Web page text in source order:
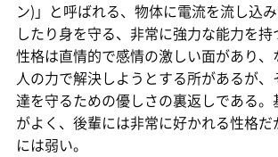
ン)」と呼ばれる、物体に電流を流し込
したり身を守る、非常に強力な能力を持
性格は直情的で感情の激しい面があり
人の力で解決しようとする所があるが、
達を守るための優しさの裏返しである
がよく、後輩には非常に好かれる性格
には弱い。